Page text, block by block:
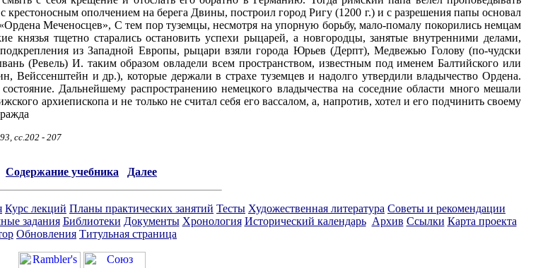
ополчением на берега Двины, построил город Ригу (1200 г.) и с разрешения папы основал
Меченосцев», С тем пор туземцы, несмотря на упорную борьбу, мало-помалу покорились немцам
тщетно старались остановить успехи рыцарей, а новгородцы, занятые внутренними делами,
из Западной Европы, рыцари взяли города Юрьев (Дерпт), Медвежью Голову (по-чудски
(Ревель) И. таким образом овладели всем пространством, известным под именем Балтийского или
Вейссенштейн и др.), которые держали в страхе туземцев и надолго утвердили владычество Ордена.
Дальнейшему распространению немецкого владычества на соседние области много мешали
архиепископа и не только не считал себя его вассалом, а, напротив, хотел и его подчинить своему
сс.202 - 207
Содержание учебника Далее
Курс лекций Планы практических занятий Тесты Художественная литература Советы и рекомендации
задания Библиотеки Документы Хронология Исторический календарь Архив Ссылки Карта проекта
Обновления Титульная страница